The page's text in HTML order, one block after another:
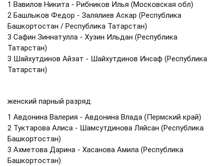
1 Вавилов Никита - Рибников Илья (Московская обл)
2 Башлыков Федор - Залялиев Аскар (Республика
Башкортостан / Республика Татарстан)
3 Сафин Зиннатулла - Хузин Ильдан (Республика
Татарстан)
3 Шайхутдинов Айзат - Шайхутдинов Инсаф (Республика
Татарстан)
женский парный разряд:
1 Авдонина Валерия - Авдонина Влада (Пермский край)
2 Туктарова Алиса - Шамсутдинова Ляйсан (Республика
Башкортостан)
3 Ахметова Дарина - Хасанова Амила (Республика
Башкортостан)